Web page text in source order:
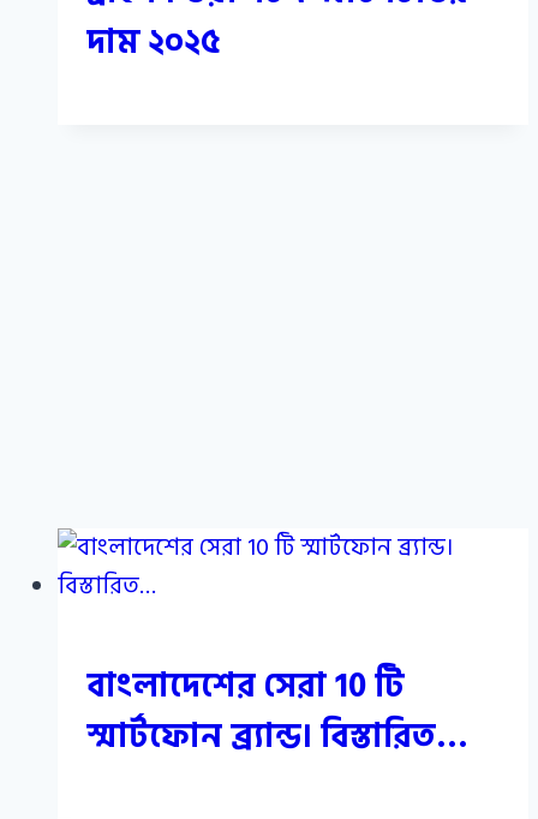
দাম ২০২৫
বাংলাদেশের সেরা 10 টি
স্মার্টফোন ব্র্যান্ড। বিস্তারিত…